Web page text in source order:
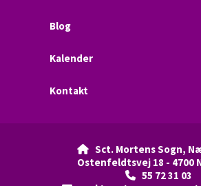
Blog
Kalender
Kontakt
 Sct. Mortens Sogn,
Ostenfeldtsvej 18 - 4700
55 72 31 03